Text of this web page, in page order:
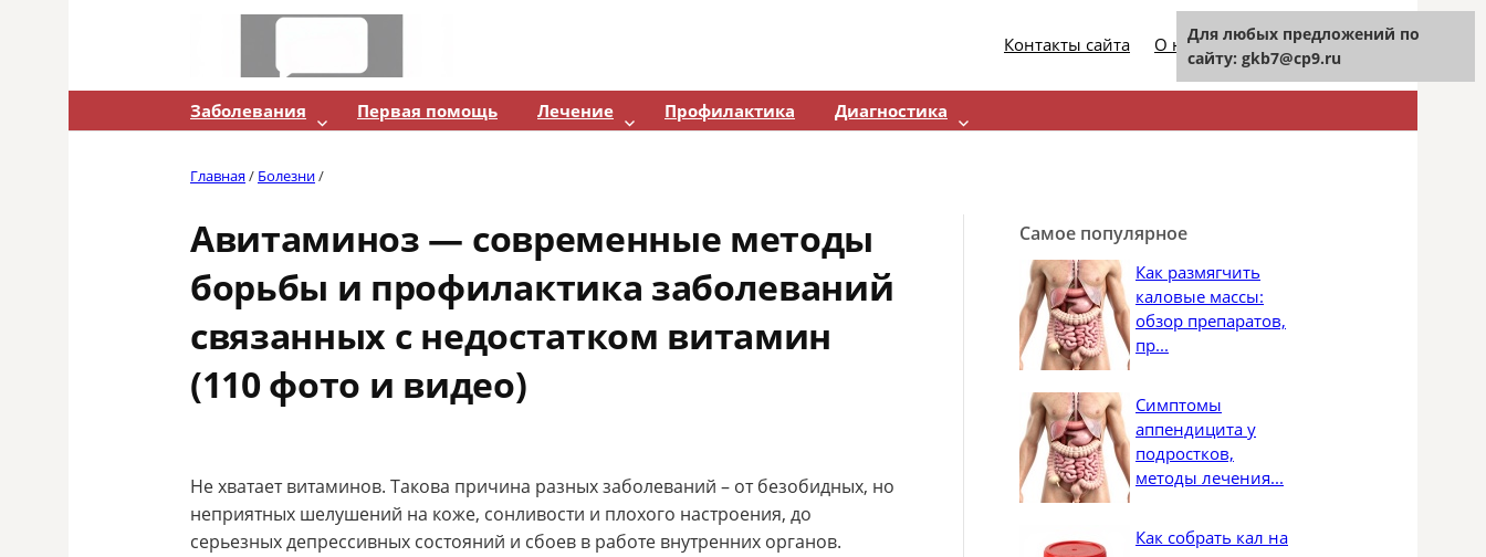
Контакты сайта О нашем проекте
Заболевания Первая помощь Лечение Профилактика Диагностика
Главная/ Болезни/
Авитаминоз — современные методы
борьбы и профилактика заболеваний
связанных с недостатком витамин
(110 фото и видео)
Не хватает витаминов. Такова причина разных заболеваний – от безобидных, но
неприятных шелушений на коже, сонливости и плохого настроения, до
серьезных депрессивных состояний и сбоев в работе внутренних органов.
Самое популярное
Как размягчить
каловые массы:
обзор препаратов,
пр...
Симптомы
аппендицита у
подростков,
методы лечения...
Как собрать кал на
Для любых предложений по
сайту: gkb7@cp9.ru